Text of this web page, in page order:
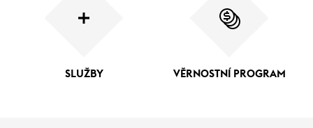
SLUŽBY VĚRNOSTNÍ PROGRAM